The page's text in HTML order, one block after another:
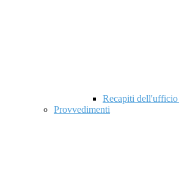
Recapiti dell'ufficio
Provvedimenti